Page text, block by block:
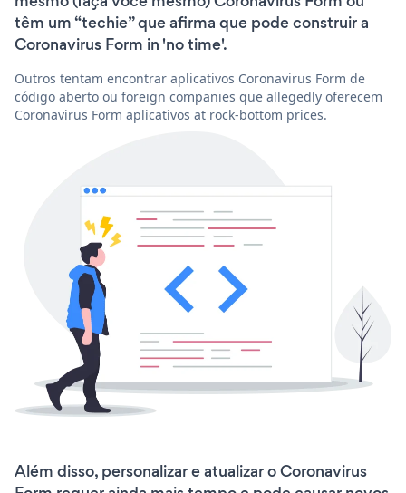
têm um “techie” que afirma que pode construir a
Coronavirus Form in 'no time'.
Outros tentam encontrar aplicativos Coronavirus Form de
código aberto ou foreign companies que allegedly oferecem
Coronavirus Form aplicativos at rock-bottom prices.
Além disso, personalizar e atualizar o Coronavirus